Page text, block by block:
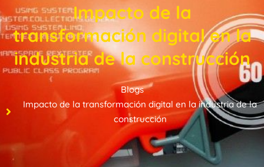
Impacto de la
transformación digital en la
industria de la construcción
Blogs
Impacto de la transformación digital en la industria de la
construcción